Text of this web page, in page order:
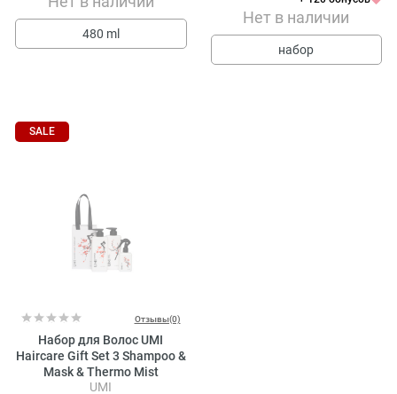
480 ml
Нет в наличии
набор
SALE
Отзывы(0)
Набор для Волос UMI
Haircare Gift Set 3 Shampoo &
Mask & Thermo Mist
UMI